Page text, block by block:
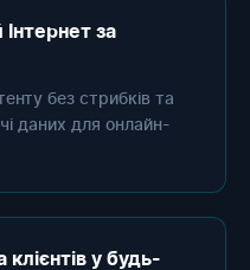
за
без стрибків та
даних для онлайн-
у будь-